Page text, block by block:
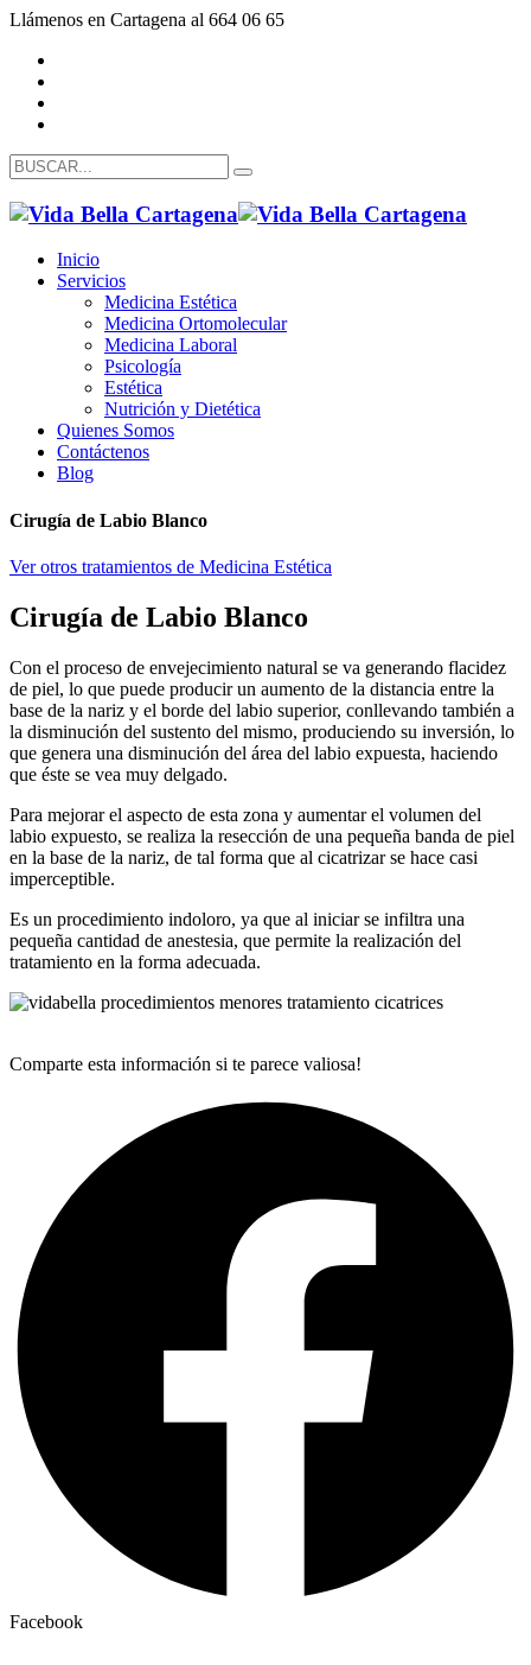
Llámenos en Cartagena al 664 06 65
Inicio
Servicios
Medicina Estética
Medicina Ortomolecular
Medicina Laboral
Psicología
Estética
Nutrición y Dietética
Quienes Somos
Contáctenos
Blog
Cirugía de Labio Blanco
Ver otros tratamientos de Medicina Estética
Cirugía de Labio Blanco
Con el proceso de envejecimiento natural se va generando flacidez
de piel, lo que puede producir un aumento de la distancia entre la
base de la nariz y el borde del labio superior, conllevando también a
la disminución del sustento del mismo, produciendo su inversión, lo
que genera una disminución del área del labio expuesta, haciendo
que éste se vea muy delgado.
Para mejorar el aspecto de esta zona y aumentar el volumen del
labio expuesto, se realiza la resección de una pequeña banda de piel
en la base de la nariz, de tal forma que al cicatrizar se hace casi
imperceptible.
Es un procedimiento indoloro, ya que al iniciar se infiltra una
pequeña cantidad de anestesia, que permite la realización del
tratamiento en la forma adecuada.
Comparte esta información si te parece valiosa!
Facebook